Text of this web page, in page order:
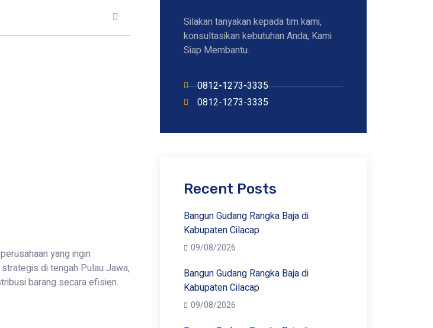
yang ingin
di tengah Pulau Jawa,
barang secara efisien.
Silakan tanyakan kepada tim kami,
konsultasikan kebutuhan Anda, Kami
Siap Membantu.
0812-1273-3335
0812-1273-3335
Recent Posts
Bangun Gudang Rangka Baja di
Kabupaten Cilacap
09/08/2026
Bangun Gudang Rangka Baja di
Kabupaten Cilacap
09/08/2026